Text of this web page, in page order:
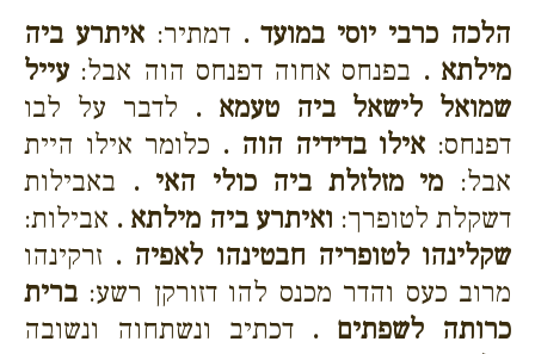
הלכה כרבי יוסי במועד . דמתיר:איתרע ביה
מילתא . בפנחס אחוה דפנחס הוה אבל: עייל
שמואל לישאל ביה טעמא . לדבר על לבו
דפנחס: אילו בדידיה הוה . כלומר אילו היית
אבל: מי מזלזלת ביה כולי האי . באבילות
דשקלת לטופרך: ואיתרע ביה מילתא . אבילות:
שקלינהו לטופריה חבטינהו לאפיה . זרקינהו
מרוב כעס והדר מכנס להו דזורקן רשע: ברית
כרותה לשפתים . דכתיב ונשתחוה ונשובה